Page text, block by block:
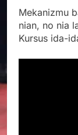
Mekanizmu
nian, no nia
Kursus ida-